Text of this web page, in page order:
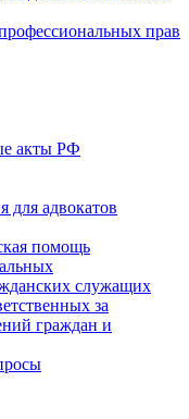
прав
акты РФ
для адвокатов
помощь
служащих
за
граждан и